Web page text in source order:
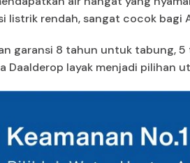
listrik rendah, sangat cocok bagi
garansi 8 tahun untuk tabung,
Daalderop layak menjadi pilihan